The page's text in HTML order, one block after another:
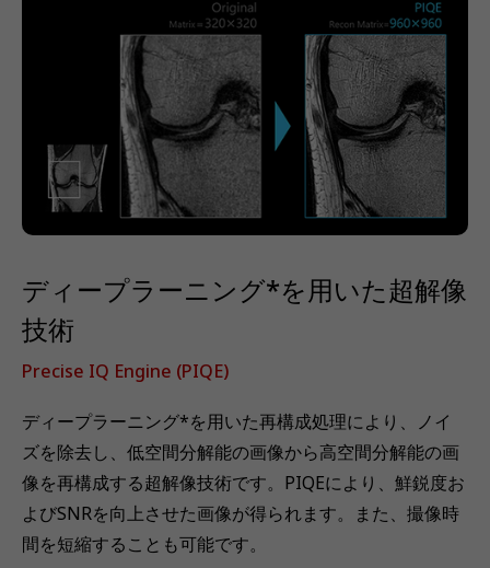
ディープラーニング*を用いた超解像
技術
Precise IQ Engine (PIQE)
ディープラーニング*を用いた再構成処理により、ノイ
ズを除去し、低空間分解能の画像から高空間分解能の画
像を再構成する超解像技術です。PIQEにより、鮮鋭度お
よびSNRを向上させた画像が得られます。また、撮像時
間を短縮することも可能です。